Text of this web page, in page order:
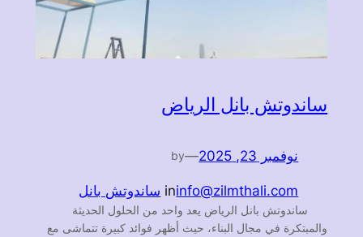
ساندوتش بانل الرياض
نوفمبر 23, 2025 —
by
info@zilmthali.com
in ساندوتش بانل
ساندوتش بانل الرياض يعد واحد من الحلول الحديثة
والمبتكرة في مجال البناء، حيث أظهر فوائد كبيرة تتماشى مع